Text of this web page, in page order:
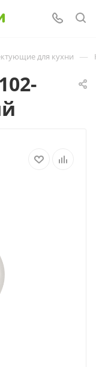
для кухни —